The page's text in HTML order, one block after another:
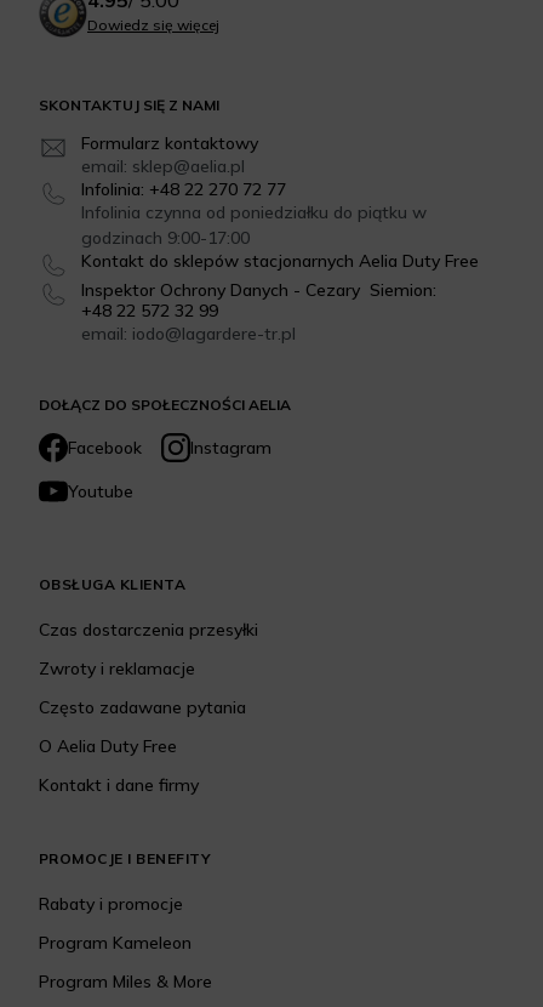
DOŁĄCZ DO SPOŁECZNOŚCI AELIA
Facebook
Instagram
Youtube
SKONTAKTUJ SIĘ Z NAMI
Formularz kontaktowy
email: sklep@aelia.pl
Infolinia: +48 22 270 72 77
Infolinia czynna od poniedziałku do piątku w
godzinach 9:00-17:00
Kontakt do sklepów stacjonarnych Aelia Duty Free
Inspektor Ochrony Danych - Cezary Siemion:
+48 22 572 32 99
email: iodo@lagardere-tr.pl
OBSŁUGA KLIENTA
Czas dostarczenia przesyłki
Zwroty i reklamacje
Często zadawane pytania
O Aelia Duty Free
Kontakt i dane firmy
PROMOCJE I BENEFITY
Rabaty i promocje
Program Kameleon
Program Miles & More
Dowiedz się więcej